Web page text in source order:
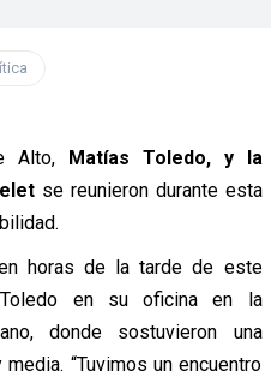
Alto, Matías Toledo, y la
se reunieron durante esta
horas de la tarde de este
en su oficina en la
donde sostuvieron una
“Tuvimos un encuentro